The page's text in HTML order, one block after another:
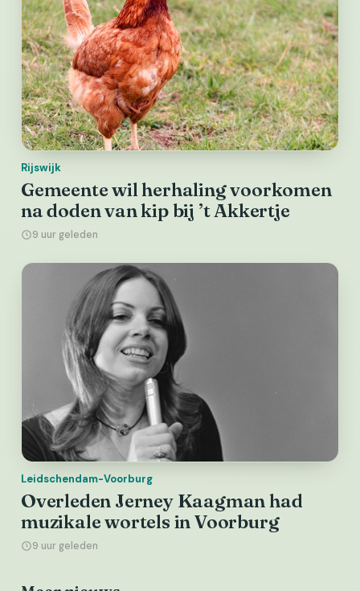
Rijswijk
Gemeente wil herhaling voorkomen
na doden van kip bij ’t Akkertje
9 uur geleden
Leidschendam-Voorburg
Overleden Jerney Kaagman had
muzikale wortels in Voorburg
9 uur geleden